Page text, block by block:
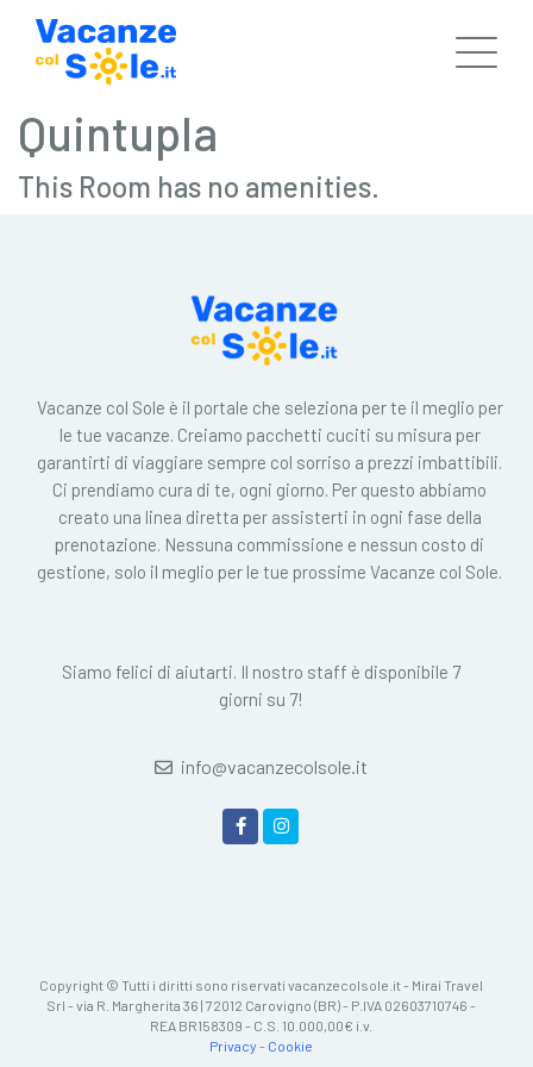
Quintupla
This Room has no amenities.
Vacanze col Sole è il portale che seleziona per te il meglio per
le tue vacanze. Creiamo pacchetti cuciti su misura per
garantirti di viaggiare sempre col sorriso a prezzi imbattibili.
Ci prendiamo cura di te, ogni giorno. Per questo abbiamo
creato una linea diretta per assisterti in ogni fase della
prenotazione. Nessuna commissione e nessun costo di
gestione, solo il meglio per le tue prossime Vacanze col Sole.
Siamo felici di aiutarti. Il nostro staff è disponibile 7
giorni su 7!
info@vacanzecolsole.it
Copyright © Tutti i diritti sono riservati vacanzecolsole.it - Mirai Travel
Srl - via R. Margherita 36 | 72012 Carovigno (BR) - P.IVA 02603710746 -
REA BR158309 - C.S. 10.000,00€ i.v.
Privacy - Cookie